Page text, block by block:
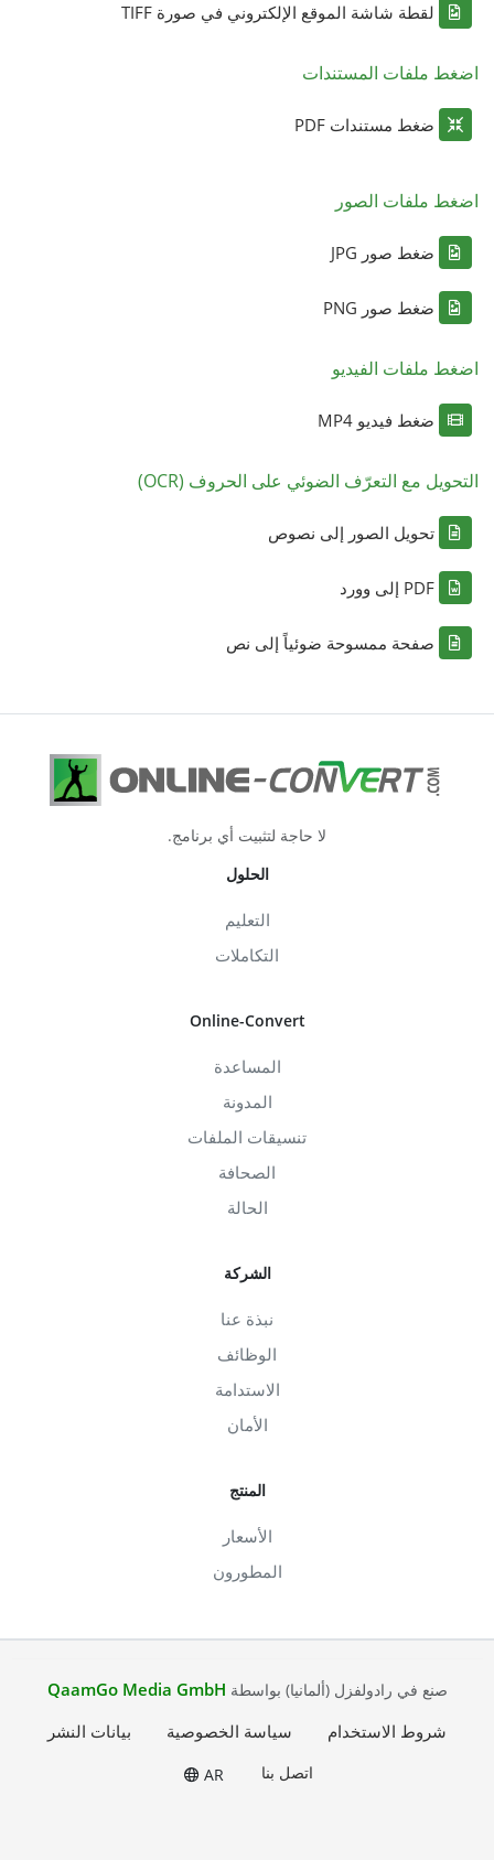
لقطة شاشة الموقع الإلكتروني في صورة TIFF
اضغط ملفات المستندات
ضغط مستندات PDF
اضغط ملفات الصور
ضغط صور JPG
ضغط صور PNG
اضغط ملفات الفيديو
ضغط فيديو MP4
التحويل مع التعرّف الضوئي على الحروف (OCR)
تحويل الصور إلى نصوص
PDF إلى وورد
صفحة ممسوحة ضوئياً إلى نص
لا حاجة لتثبيت أي برنامج.
الحلول
التعليم
التكاملات
Online-Convert
المساعدة
المدونة
تنسيقات الملفات
الصحافة
الحالة
الشركة
نبذة عنا
الوظائف
الاستدامة
الأمان
المنتج
الأسعار
المطورون
صنع في رادولفزل (ألمانيا) بواسطة QaamGo Media GmbH
شروط الاستخدام
سياسة الخصوصية بيانات النشر
اتصل بنا AR